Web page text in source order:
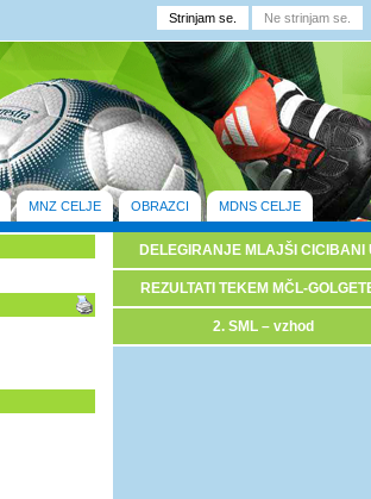
MNZ CELJE OBRAZCI MDNS CELJE
DELEGIRANJE MLAJŠI CICIBANI
REZULTATI TEKEM MČL-
2. SML – vzhod